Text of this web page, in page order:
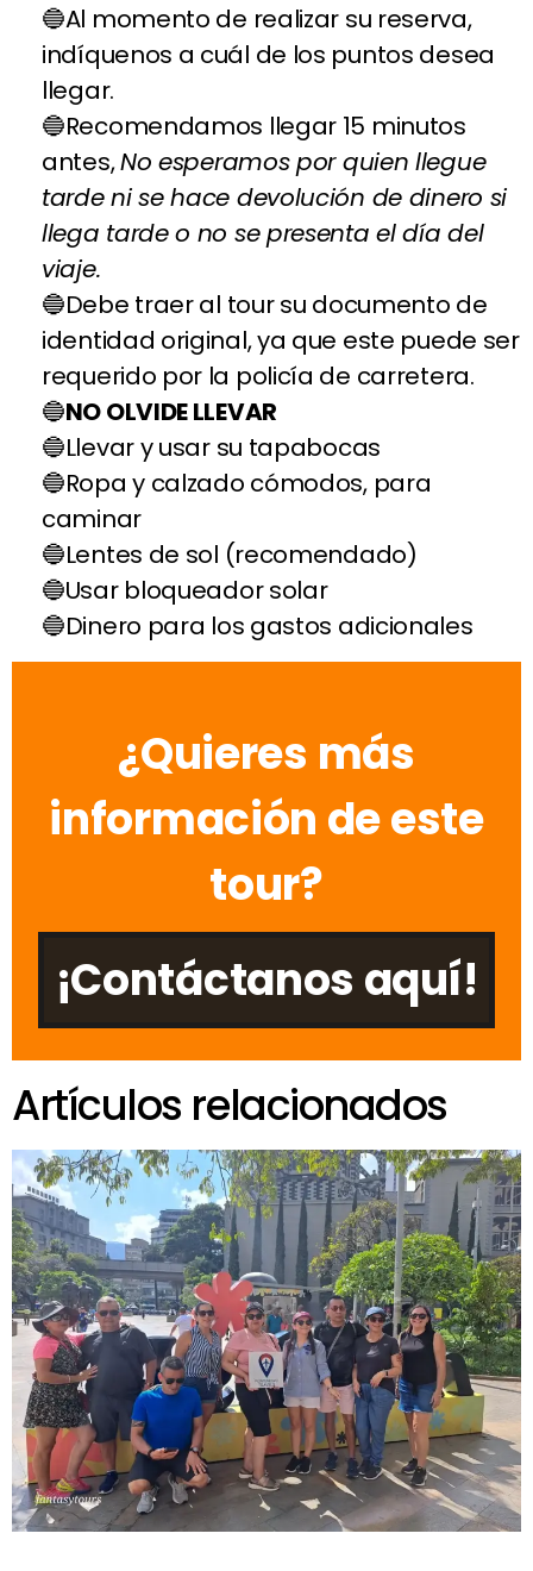
Al momento de realizar su reserva,
indíquenos a cuál de los puntos desea
llegar.
Recomendamos llegar 15 minutos
antes,No esperamos por quien llegue
tarde ni se hace devolución de dinero si
llega tarde o no se presenta el día del
viaje.
Debe traer al tour su documento de
identidad original, ya que este puede ser
requerido por la policía de carretera.
NO OLVIDE LLEVAR
Llevar y usar su tapabocas
Ropa y calzado cómodos, para
caminar
Lentes de sol (recomendado)
Usar bloqueador solar
Dinero para los gastos adicionales
¿Quieres más
información de este
tour?
¡Contáctanos aquí!
Artículos relacionados